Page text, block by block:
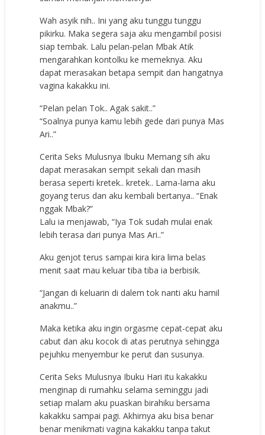
Wah asyik nih.. Ini yang aku tunggu tunggu
pikirku. Maka segera saja aku mengambil posisi
siap tembak. Lalu pelan-pelan Mbak Atik
mengarahkan kontolku ke memeknya. Aku
dapat merasakan betapa sempit dan hangatnya
vagina kakakku ini.
“Pelan pelan Tok.. Agak sakit..”
“Soalnya punya kamu lebih gede dari punya Mas
Ari..”
Cerita Seks Mulusnya Ibuku Memang sih aku
dapat merasakan sempit sekali dan masih
berasa seperti kretek.. kretek.. Lama-lama aku
goyang terus dan aku kembali bertanya.. “Enak
nggak Mbak?”
Lalu ia menjawab, “Iya Tok sudah mulai enak
lebih terasa dari punya Mas Ari..”
Aku genjot terus sampai kira kira lima belas
menit saat mau keluar tiba tiba ia berbisik.
“Jangan di keluarin di dalem tok nanti aku hamil
anakmu..”
Maka ketika aku ingin orgasme cepat-cepat aku
cabut dan aku kocok di atas perutnya sehingga
pejuhku menyembur ke perut dan susunya.
Cerita Seks Mulusnya Ibuku Hari itu kakakku
menginap di rumahku selama seminggu jadi
setiap malam aku puaskan birahiku bersama
kakakku sampai pagi. Akhirnya aku bisa benar
benar menikmati vagina kakakku tanpa takut